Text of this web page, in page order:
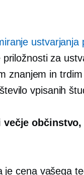
ustvarjanja
za
znanjem in
vpisanih
večje
je cena vašega